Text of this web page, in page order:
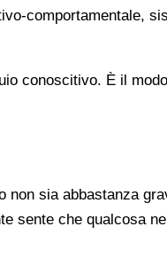
comportamentale,
conoscitivo. È il
sia abbastanza
sente che qualcosa